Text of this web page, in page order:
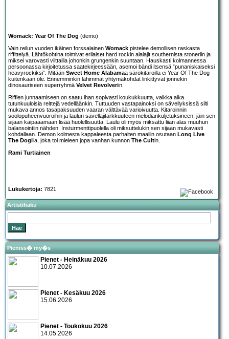
Womack: Year Of The Dog (demo)
Vain reilun vuoden ikäinen forssalainen Womack pistelee demollisen raskasta
riffittelyä. Lähtökohtina toimivat erilaiset hard rockin alalajit southernista stoneriin ja
miksei varovasti viittailla johonkin grungenkin suuntaan. Hauskasti kolmannessa
persoonassa kirjoitetussa saatekirjeessään, asemoi bändi itsensä ”punaniskaiseksi
heavyrockiksi”. Mitään Sweet Home Alabamaa särökitaroilla ei Year Of The Dog
kuitenkaan ole. Ennemminkin lähimmät yhtymäkohdat linkittyvät jonnekin
dinosauriseen superryhmä Velvet Revolveriin.
Riffien junnaamiseen on saatu ihan sopivasti koukukkuutta, vaikka aika
tutunkuuloisia reittejä vedelläänkin. Tuttuuden vastapainoksi on sävellyksissä silti
mukava annos tasapaksuuden vaaran välttävää varioivuutta. Kitaroinnin
soolopuheenvuoroihin ja laulun sävellajitarkkuuteen melodiankuljetuksineen, jäin sen
sijaan kaipaaamaan lisää huolellisuutta. Laulu oli myös miksattu liian alas muuhun
balansointiin nähden. Insturmenttipuolella oli miksuttelukin sen sijaan mukavasti
kohdallaan. Demon kolmesta kappaleesta parhaiten maaliin osutaan Long Live
The Dogilla, joka toi mieleen jopa vanhan kunnon The Cultin.
Rami Turtiainen
Lukukertoja: 7821
Artistihaku
Pieniss� my�s
Pienet - Heinäkuu 2026
10.07.2026
Pienet - Kesäkuu 2026
15.06.2026
Pienet - Toukokuu 2026
14.05.2026